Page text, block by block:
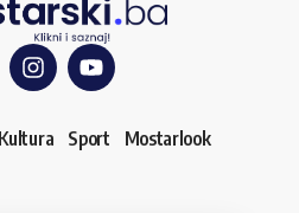
Kultura Sport Mostarlook